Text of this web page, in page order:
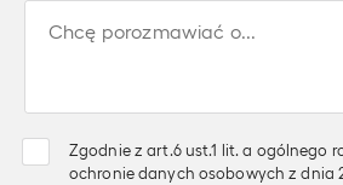
Chcę porozmawiać o...
Zgodnie z art.6 ust.1 lit. a ogólnego
ochronie danych osobowych z dnia